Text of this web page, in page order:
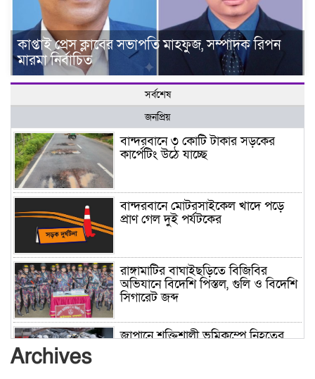
কাপ্তাই প্রেস ক্লাবের সভাপতি মাহফুজ, সম্পাদক রিপন
মারমা নির্বাচিত
সর্বশেষ
জনপ্রিয়
বান্দরবানে ৩ কোটি টাকার সড়কের
কার্পেটিং উঠে যাচ্ছে
বান্দরবানে মোটরসাইকেল খাদে পড়ে
প্রাণ গেল দুই পর্যটকের
রাঙ্গামাটির বাঘাইছড়িতে বিজিবির
অভিযানে বিদেশি পিস্তল, গুলি ও বিদেশি
সিগারেট জব্দ
জাপানে শক্তিশালী ভূমিকম্পে নিহতের
Archives